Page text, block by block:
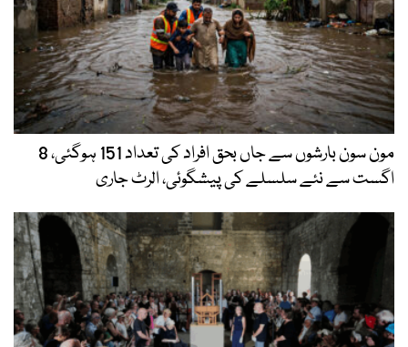
مون سون بارشوں سے جاں بحق افراد کی تعداد 151 ہوگئی، 8
اگست سے نئے سلسلے کی پیشگوئی، الرٹ جاری